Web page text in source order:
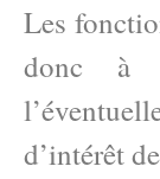
Les
donc à
d’intérêt